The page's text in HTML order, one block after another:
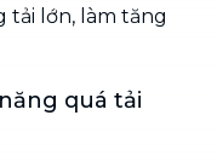
tải lớn, làm tăng
quá tải